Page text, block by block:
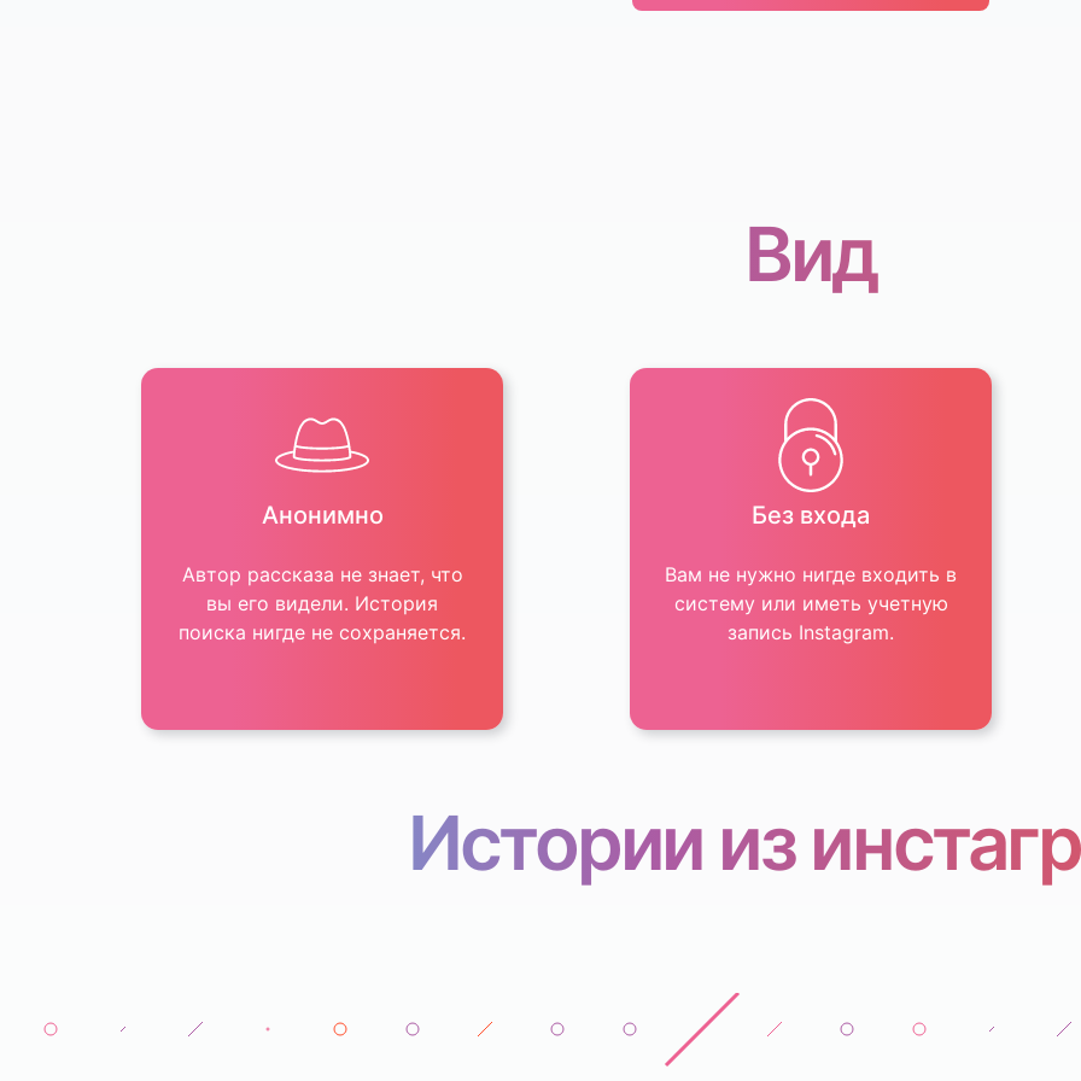
Вид
Анонимно
Автор рассказа не знает, что
вы его видели. История
поиска нигде не сохраняется.
Без входа
Вам не нужно нигде входить в
систему или иметь учетную
запись Instagram.
Истории из